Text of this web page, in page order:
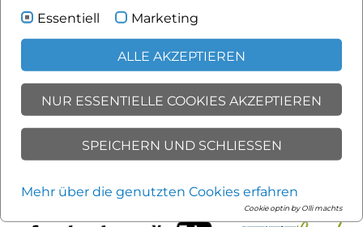
Anreise
Impressum
Datenschutz
Essentiell
Marketing
ALLE AKZEPTIEREN
NUR ESSENTIELLE COOKIES AKZEPTIEREN
SPEICHERN UND SCHLIESSEN
Mehr über die genutzten Cookies erfahren
Cookie optin by Olli machts